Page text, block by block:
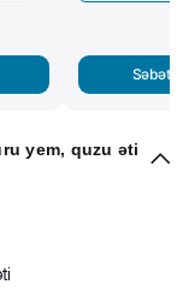
Səbətə
yem, quzu əti